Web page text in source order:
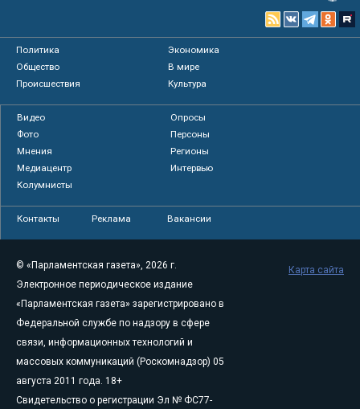
Политика
Экономика
Общество
В мире
Происшествия
Культура
Видео
Опросы
Фото
Персоны
Мнения
Регионы
Медиацентр
Интервью
Колумнисты
Контакты Реклама Вакансии
© «Парламентская газета», 2026 г.
Электронное периодическое издание
«Парламентская газета» зарегистрировано в
Федеральной службе по надзору в сфере
связи, информационных технологий и
массовых коммуникаций (Роскомнадзор) 05
августа 2011 года. 18+
Свидетельство о регистрации Эл № ФС77-
Карта сайта